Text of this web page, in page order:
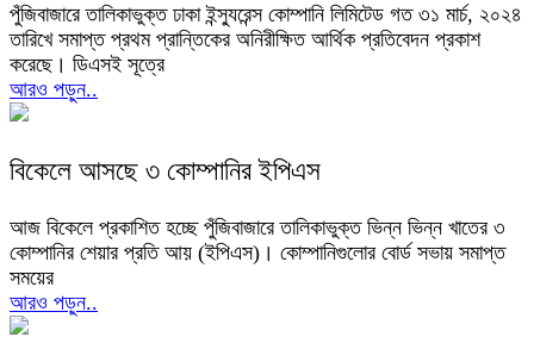
পুঁজিবাজারে তালিকাভুক্ত ঢাকা ইন্স্যুরেন্স কোম্পানি লিমিটেড গত ৩১ মার্চ, ২০২৪
তারিখে সমাপ্ত প্রথম প্রান্তিকের অনিরীক্ষিত আর্থিক প্রতিবেদন প্রকাশ
করেছে। ডিএসই সূত্রে
আরও পড়ুন..
বিকেলে আসছে ৩ কোম্পানির ইপিএস
আজ বিকেলে প্রকাশিত হচ্ছে পুঁজিবাজারে তালিকাভুক্ত ভিন্ন ভিন্ন খাতের ৩
কোম্পানির শেয়ার প্রতি আয় (ইপিএস)। কোম্পানিগুলোর বোর্ড সভায় সমাপ্ত
সময়ের
আরও পড়ুন..